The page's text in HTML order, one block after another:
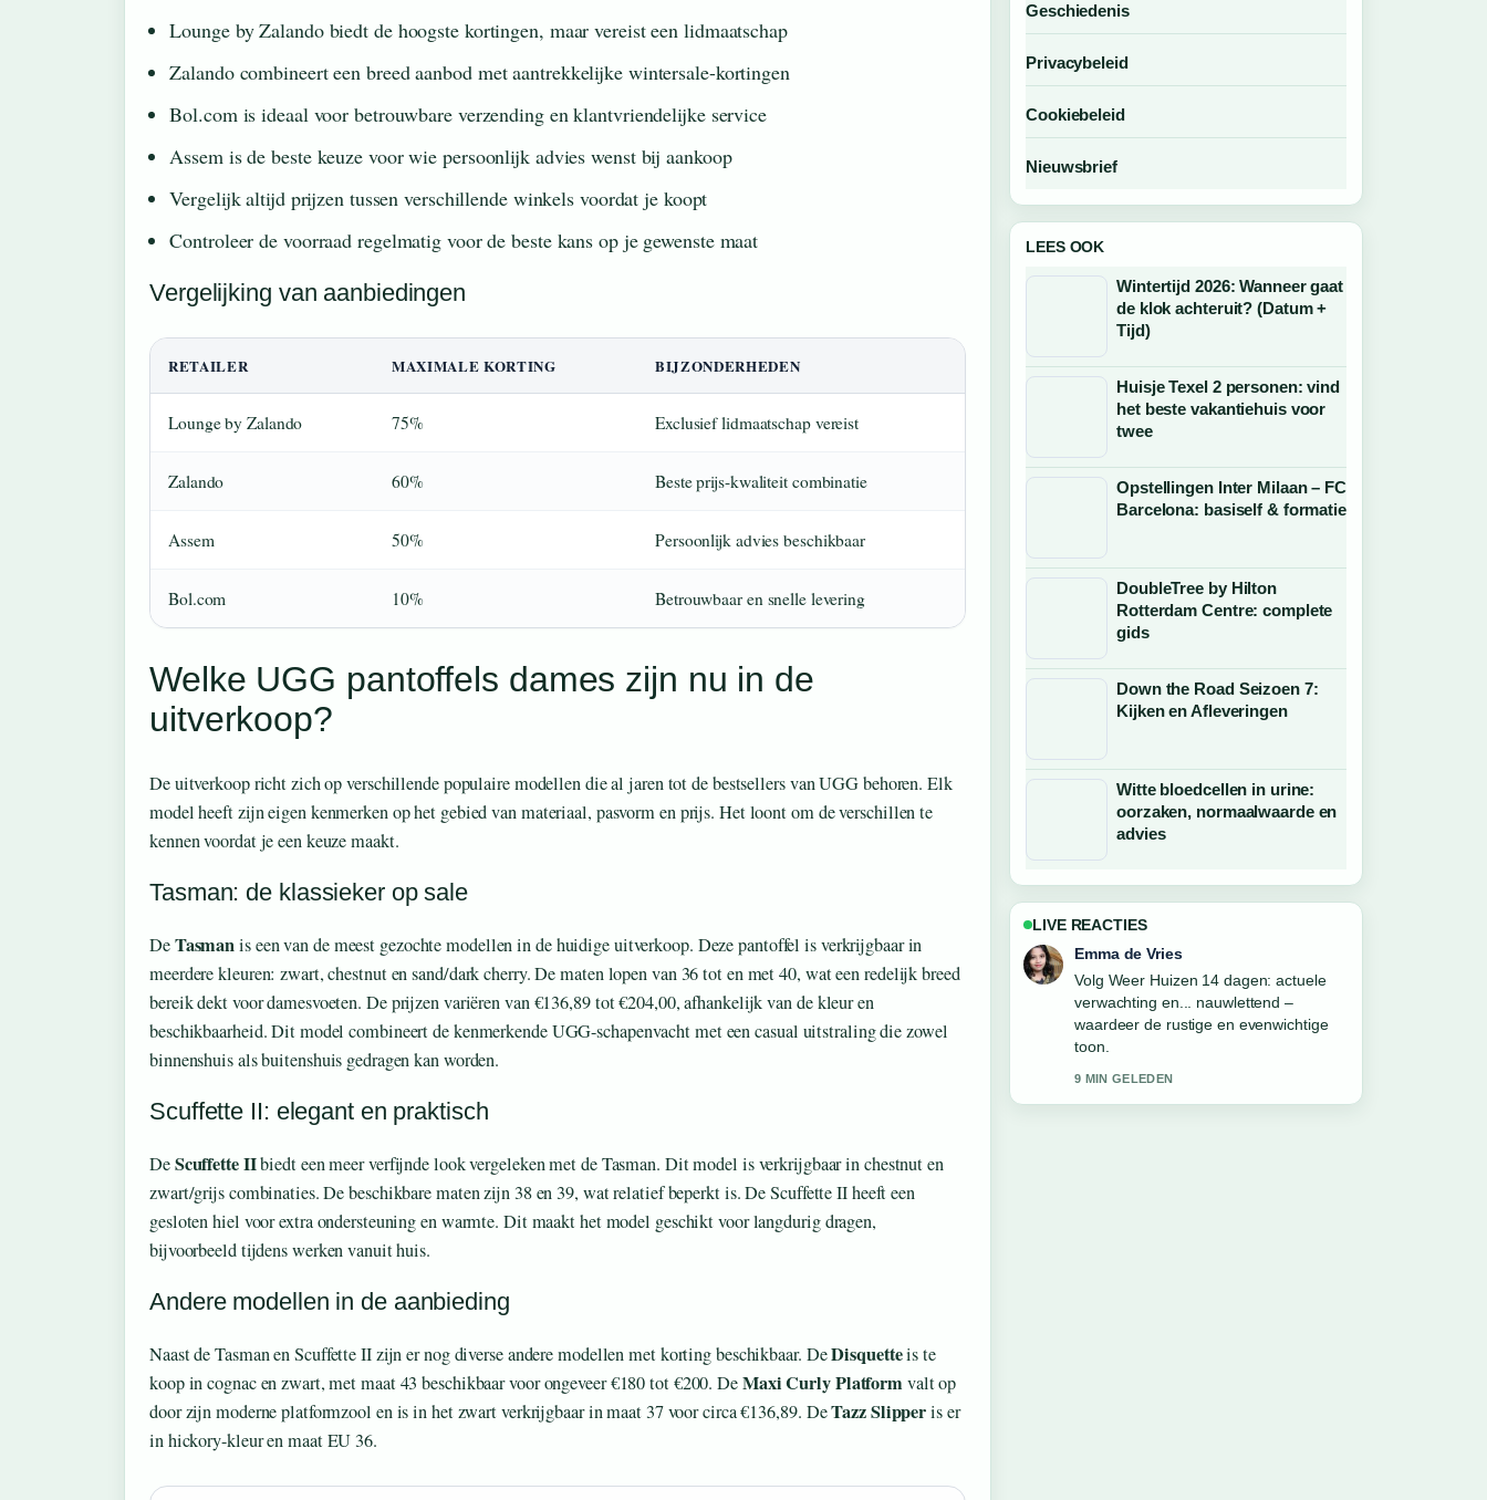
Lounge by Zalando biedt de hoogste kortingen, maar vereist een lidmaatschap
Zalando combineert een breed aanbod met aantrekkelijke wintersale-kortingen
Bol.com is ideaal voor betrouwbare verzending en klantvriendelijke service
Assem is de beste keuze voor wie persoonlijk advies wenst bij aankoop
Vergelijk altijd prijzen tussen verschillende winkels voordat je koopt
Controleer de voorraad regelmatig voor de beste kans op je gewenste maat
Vergelijking van aanbiedingen
RETAILER MAXIMALE KORTING BIJZONDERHEDEN
Lounge by Zalando 75% Exclusief lidmaatschap vereist
Zalando 60% Beste prijs-kwaliteit combinatie
Assem 50% Persoonlijk advies beschikbaar
Bol.com 10% Betrouwbaar en snelle levering
Welke UGG pantoffels dames zijn nu in de
uitverkoop?
De uitverkoop richt zich op verschillende populaire modellen die al jaren tot de bestsellers van UGG behoren. Elk
model heeft zijn eigen kenmerken op het gebied van materiaal, pasvorm en prijs. Het loont om de verschillen te
kennen voordat je een keuze maakt.
Tasman: de klassieker op sale
DeTasmanis een van de meest gezochte modellen in de huidige uitverkoop. Deze pantoffel is verkrijgbaar in
meerdere kleuren: zwart, chestnut en sand/dark cherry. De maten lopen van 36 tot en met 40, wat een redelijk breed
bereik dekt voor damesvoeten. De prijzen variëren van €136,89 tot €204,00, afhankelijk van de kleur en
beschikbaarheid. Dit model combineert de kenmerkende UGG-schapenvacht met een casual uitstraling die zowel
binnenshuis als buitenshuis gedragen kan worden.
Scuffette II: elegant en praktisch
DeScuffette IIbiedt een meer verfijnde look vergeleken met de Tasman. Dit model is verkrijgbaar in chestnut en
zwart/grijs combinaties. De beschikbare maten zijn 38 en 39, wat relatief beperkt is. De Scuffette II heeft een
gesloten hiel voor extra ondersteuning en warmte. Dit maakt het model geschikt voor langdurig dragen,
bijvoorbeeld tijdens werken vanuit huis.
Andere modellen in de aanbieding
Naast de Tasman en Scuffette II zijn er nog diverse andere modellen met korting beschikbaar. DeDisquetteis te
koop in cognac en zwart, met maat 43 beschikbaar voor ongeveer €180 tot €200. DeMaxi Curly Platformvalt op
door zijn moderne platformzool en is in het zwart verkrijgbaar in maat 37 voor circa €136,89. DeTazz Slipperis er
in hickory-kleur en maat EU 36.
Geschiedenis
Privacybeleid
Cookiebeleid
Nieuwsbrief
LEES OOK
Wintertijd 2026: Wanneer gaat
de klok achteruit? (Datum +
Tijd)
Huisje Texel 2 personen: vind
het beste vakantiehuis voor
twee
Opstellingen Inter Milaan – FC
Barcelona: basiself & formatie
DoubleTree by Hilton
Rotterdam Centre: complete
gids
Down the Road Seizoen 7:
Kijken en Afleveringen
Witte bloedcellen in urine:
oorzaken, normaalwaarde en
advies
LIVE REACTIES
Emma de Vries
Volg Weer Huizen 14 dagen: actuele
verwachting en... nauwlettend –
waardeer de rustige en evenwichtige
toon.
9 MIN GELEDEN